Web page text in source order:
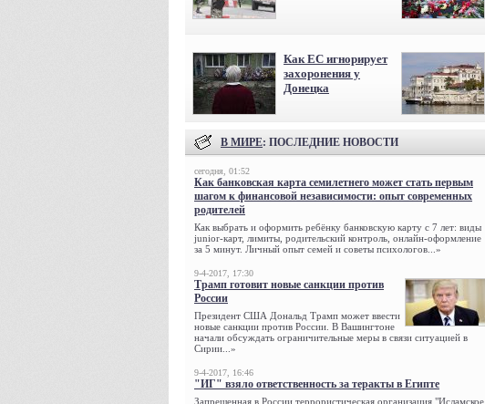
Как ЕС игнорирует
захоронения у
Донецка
В МИРЕ: ПОСЛЕДНИЕ НОВОСТИ
сегодня, 01:52
Как банковская карта семилетнего может стать первым
шагом к финансовой независимости: опыт современных
родителей
Как выбрать и оформить ребёнку банковскую карту с 7 лет: виды
junior-карт, лимиты, родительский контроль, онлайн-оформление
за 5 минут. Личный опыт семей и советы психологов...»
9-4-2017, 17:30
Трамп готовит новые санкции против
России
Президент США Дональд Трамп может ввести
новые санкции против России. В Вашингтоне
начали обсуждать ограничительные меры в связи ситуацией в
Сирии...»
9-4-2017, 16:46
"ИГ" взяло ответственность за теракты в Египте
Запрещенная в России террористическая организация "Исламское